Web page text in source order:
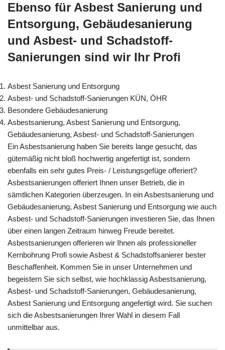
Ebenso für Asbest Sanierung und
Entsorgung, Gebäudesanierung
und Asbest- und Schadstoff-
Sanierungen sind wir Ihr Profi
Asbest Sanierung und Entsorgung
Asbest- und Schadstoff-Sanierungen KÜN, ÖHR
Besondere Gebäudesanierung
Asbestsanierung, Asbest Sanierung und Entsorgung,
Gebäudesanierung, Asbest- und Schadstoff-Sanierungen
Ein Asbestsanierung haben Sie bereits lange gesucht, das
gütemäßig nicht bloß hochwertig angefertigt ist, sondern
ebenfalls ein sehr gutes Preis- / Leistungsgefüge offeriert?
Asbestsanierungen offeriert Ihnen unser Betrieb, die in
sämtlichen Kategorien überzeugen. In ein Asbestsanierung und
Gebäudesanierung, Asbest Sanierung und Entsorgung wie auch
Asbest- und Schadstoff-Sanierungen investieren Sie, das Ihnen
über einen langen Zeitraum hinweg Freude bereitet.
Asbestsanierungen offerieren wir Ihnen als professioneller
Kernbohrung Profi sowie Asbest & Schadstoffsanierer bester
Beschaffenheit. Kommen Sie in unser Unternehmen und
begeistern Sie sich selbst, wie hochklassig Asbestsanierung,
Asbest- und Schadstoff-Sanierungen, Gebäudesanierung,
Asbest Sanierung und Entsorgung angefertigt wird. Sie suchen
sich die Asbestsanierungen Ihrer Wahl in diesem Fall
unmittelbar aus.